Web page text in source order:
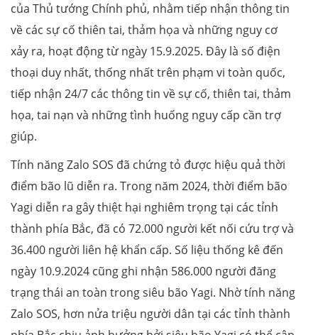
của Thủ tướng Chính phủ, nhằm tiếp nhận thông tin
về các sự cố thiên tai, thảm họa và những nguy cơ
xảy ra, hoạt động từ ngày 15.9.2025. Đây là số điện
thoại duy nhất, thống nhất trên phạm vi toàn quốc,
tiếp nhận 24/7 các thông tin về sự cố, thiên tai, thảm
họa, tai nạn và những tình huống nguy cấp cần trợ
giúp.
Tính năng Zalo SOS đã chứng tỏ được hiệu quả thời
điểm bão lũ diễn ra. Trong năm 2024, thời điểm bão
Yagi diễn ra gây thiệt hại nghiêm trọng tại các tỉnh
thành phía Bắc, đã có 72.000 người kết nối cứu trợ và
36.400 người liên hệ khẩn cấp. Số liệu thống kê đến
ngày 10.9.2024 cũng ghi nhận 586.000 người đăng
trạng thái an toàn trong siêu bão Yagi. Nhờ tính năng
Zalo SOS, hơn nửa triệu người dân tại các tỉnh thành